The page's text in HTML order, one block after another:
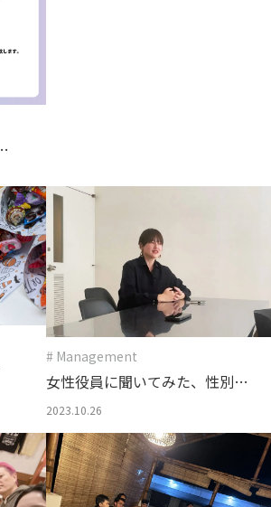
# Management
女性役員に聞いてみた、性別で
はない「男性性／女性性」を意
識したマネジメント
2023.10.26